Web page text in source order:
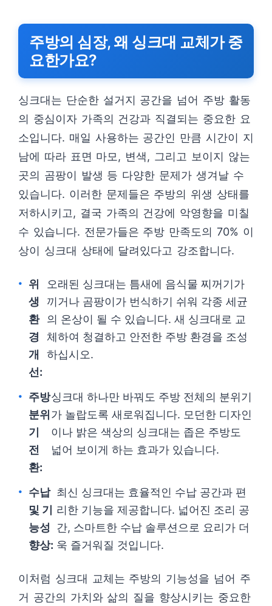
주방의 심장, 왜 싱크대 교체가 중
요한가요?
싱크대는 단순한 설거지 공간을 넘어 주방 활동
의 중심이자 가족의 건강과 직결되는 중요한 요
소입니다. 매일 사용하는 공간인 만큼 시간이 지
남에 따라 표면 마모, 변색, 그리고 보이지 않는
곳의 곰팡이 발생 등 다양한 문제가 생겨날 수
있습니다. 이러한 문제들은 주방의 위생 상태를
저하시키고, 결국 가족의 건강에 악영향을 미칠
수 있습니다. 전문가들은 주방 만족도의 70% 이
상이 싱크대 상태에 달려있다고 강조합니다.
위
생
환
경
개
선:
오래된 싱크대는 틈새에 음식물 찌꺼기가
끼거나 곰팡이가 번식하기 쉬워 각종 세균
의 온상이 될 수 있습니다. 새 싱크대로 교
체하여 청결하고 안전한 주방 환경을 조성
하십시오.
주방
분위
기
전
환:
싱크대 하나만 바꿔도 주방 전체의 분위기
가 놀랍도록 새로워집니다. 모던한 디자인
이나 밝은 색상의 싱크대는 좁은 주방도
넓어 보이게 하는 효과가 있습니다.
수납
및 기
능성
향상:
최신 싱크대는 효율적인 수납 공간과 편
리한 기능을 제공합니다. 넓어진 조리 공
간, 스마트한 수납 솔루션으로 요리가 더
욱 즐거워질 것입니다.
이처럼 싱크대 교체는 주방의 기능성을 넘어 주
거 공간의 가치와 삶의 질을 향상시키는 중요한